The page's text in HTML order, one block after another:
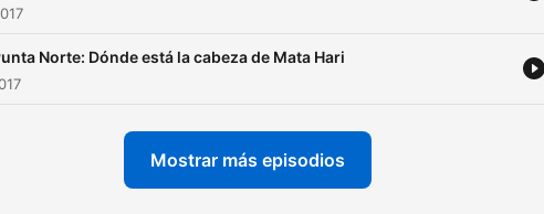
Norte: Dónde está la cabeza de Mata Hari
Mostrar más episodios